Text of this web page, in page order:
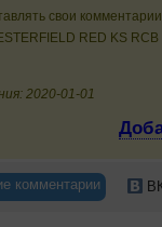
свои
RED KS
2020-01-01
комментарии